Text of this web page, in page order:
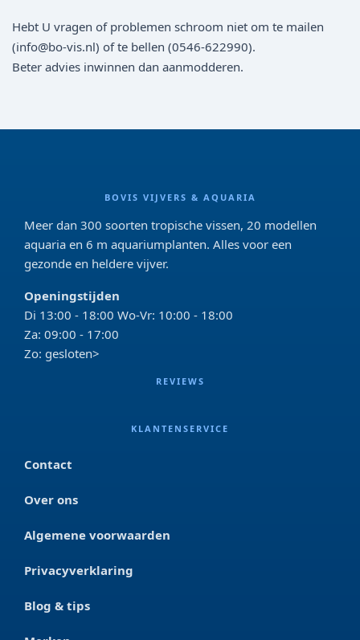
Hebt U vragen of problemen schroom niet om te mailen
(info@bo-vis.nl) of te bellen (0546-622990).
Beter advies inwinnen dan aanmodderen.
BOVIS VIJVERS & AQUARIA
Meer dan 300 soorten tropische vissen, 20 modellen
aquaria en 6 m aquariumplanten. Alles voor een
gezonde en heldere vijver.
Openingstijden
Di 13:00 - 18:00 Wo-Vr: 10:00 - 18:00
Za: 09:00 - 17:00
Zo: gesloten>
REVIEWS
KLANTENSERVICE
Contact
Over ons
Algemene voorwaarden
Privacyverklaring
Blog & tips